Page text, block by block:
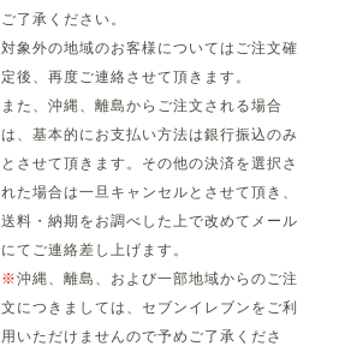
ご了承ください。
対象外の地域のお客様についてはご注文確
定後、再度ご連絡させて頂きます。
また、沖縄、離島からご注文される場合
は、基本的にお支払い方法は銀行振込のみ
とさせて頂きます。その他の決済を選択さ
れた場合は一旦キャンセルとさせて頂き、
送料・納期をお調べした上で改めてメール
にてご連絡差し上げます。
※沖縄、離島、および一部地域からのご注
文につきましては、セブンイレブンをご利
用いただけませんので予めご了承くださ